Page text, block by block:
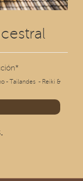
- Tailandes - Reiki &